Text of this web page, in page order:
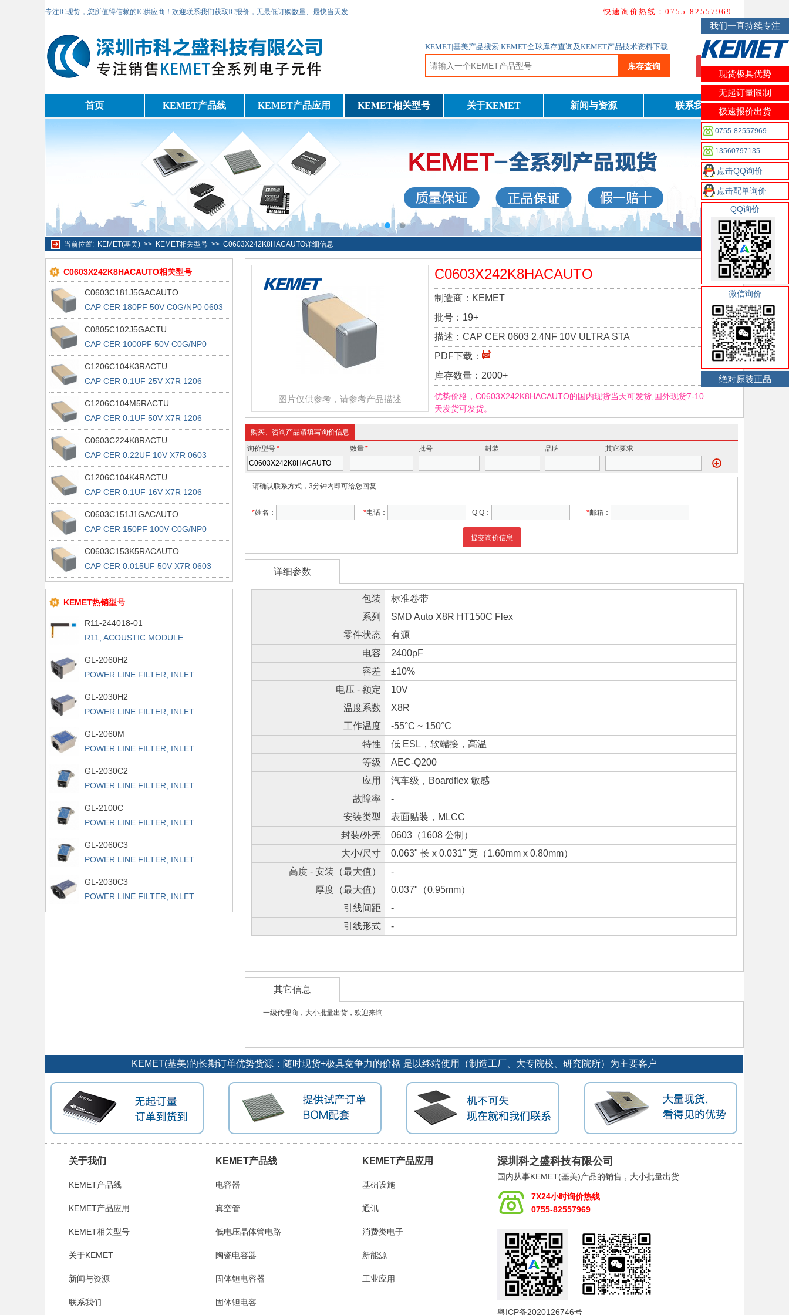
专注IC现货，您所值得信赖的IC供应商！欢迎联系我们获取IC报价，无最低订购数量、最快当天发 快速询价热线：0755-82557969
KEMET|基美产品搜索|KEMET全球库存查询及KEMET产品技术资料下载
库存查询 我要询价
首页 KEMET产品线 KEMET产品应用 KEMET相关型号 关于KEMET 新闻与资源 联系我们
当前位置: KEMET(基美) >> KEMET相关型号 >> C0603X242K8HACAUTO详细信息
C0603X242K8HACAUTO相关型号
C0603C181J5GACAUTO
CAP CER 180PF 50V C0G/NP0 0603
C0805C102J5GACTU
CAP CER 1000PF 50V C0G/NP0
0805
C1206C104K3RACTU
CAP CER 0.1UF 25V X7R 1206
C1206C104M5RACTU
CAP CER 0.1UF 50V X7R 1206
C0603C224K8RACTU
CAP CER 0.22UF 10V X7R 0603
C1206C104K4RACTU
CAP CER 0.1UF 16V X7R 1206
C0603C151J1GACAUTO
CAP CER 150PF 100V C0G/NP0
0603
C0603C153K5RACAUTO
CAP CER 0.015UF 50V X7R 0603
KEMET热销型号
R11-244018-01
R11, ACOUSTIC MODULE
GL-2060H2
POWER LINE FILTER, INLET
POWER L
GL-2030H2
POWER LINE FILTER, INLET
POWER L
GL-2060M
POWER LINE FILTER, INLET
POWER L
GL-2030C2
POWER LINE FILTER, INLET
POWER L
GL-2100C
POWER LINE FILTER, INLET
POWER L
GL-2060C3
POWER LINE FILTER, INLET
POWER L
GL-2030C3
POWER LINE FILTER, INLET
POWER L
图片仅供参考，请参考产品描述
C0603X242K8HACAUTO
制造商： KEMET
批号： 19+
描述： CAP CER 0603 2.4NF 10V ULTRA STA
PDF下载：
库存数量： 2000+
优势价格，C0603X242K8HACAUTO的国内现货当天可发货,国外现货7-10
天发货可发货。
购买、咨询产品请填写询价信息
询价型号* 数量* 批号 封装 品牌 其它要求
请确认联系方式，3分钟内即可给您回复
*姓名： *电话： Q Q： *邮箱：
提交询价信息
详细参数
包装
标准卷带
系列
SMD Auto X8R HT150C Flex
零件状态
有源
电容
2400pF
容差
±10%
电压 - 额定
10V
温度系数
X8R
工作温度
-55°C ~ 150°C
特性
低 ESL，软端接，高温
等级
AEC-Q200
应用
汽车级，Boardflex 敏感
故障率
-
安装类型
表面贴装，MLCC
封装/外壳
0603（1608 公制）
大小/尺寸
0.063" 长 x 0.031" 宽（1.60mm x 0.80mm）
高度 - 安装（最大值）
-
厚度（最大值）
0.037"（0.95mm）
引线间距
-
引线形式
-
其它信息
一级代理商，大小批量出货，欢迎来询
KEMET(基美)的长期订单优势货源：随时现货+极具竞争力的价格 是以终端使用（制造工厂、大专院校、研究院所）为主要客户
关于我们
KEMET产品线
KEMET产品应用
KEMET相关型号
关于KEMET
新闻与资源
联系我们
KEMET产品线
电容器
真空管
低电压晶体管电路
陶瓷电容器
固体钽电容器
固体钽电容
KEMET产品应用
基础设施
通讯
消费类电子
新能源
工业应用
深圳科之盛科技有限公司
国内从事KEMET(基美)产品的销售，大小批量出货
7X24小时询价热线
0755-82557969
粤ICP备2020126746号
我们一直持续专注
现货极具优势
无起订量限制
极速报价出货
0755-82557969
13560797135
点击QQ询价
点击配单询价
QQ询价
微信询价
绝对原装正品